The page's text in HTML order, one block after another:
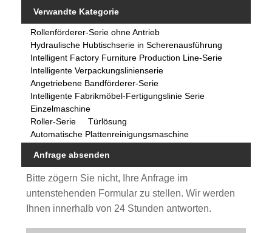
Verwandte Kategorie
Rollenförderer-Serie ohne Antrieb
Hydraulische Hubtischserie in Scherenausführung
Intelligent Factory Furniture Production Line-Serie
Intelligente Verpackungslinienserie
Angetriebene Bandförderer-Serie
Intelligente Fabrikmöbel-Fertigungslinie Serie
Einzelmaschine
Roller-Serie
Türlösung
Automatische Plattenreinigungsmaschine
Anfrage absenden
Bitte zögern Sie nicht, Ihre Anfrage im
untenstehenden Formular zu stellen. Wir werden
Ihnen innerhalb von 24 Stunden antworten.